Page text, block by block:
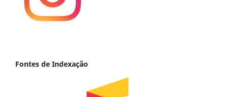
Fontes de Indexação